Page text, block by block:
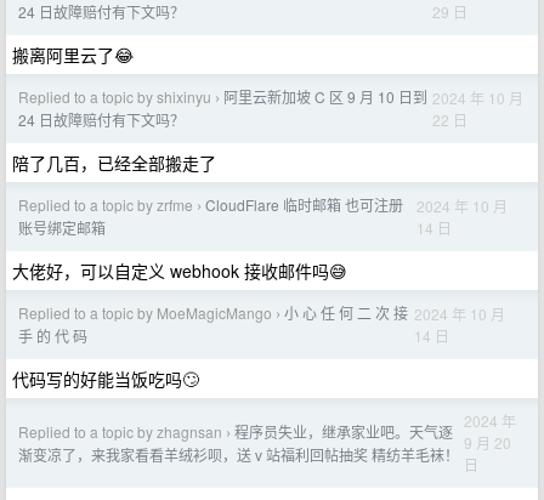
24 日故障赔付有下文吗？
29 日
搬离阿里云了😂
Replied to a topic by shixinyu › 阿里云新加坡 C 区 9 月 10 日到
24 日故障赔付有下文吗？
2024 年 10 月
22 日
陪了几百，已经全部搬走了
Replied to a topic by zrfme › CloudFlare 临时邮箱 也可注册
账号绑定邮箱
2024 年 10 月
14 日
大佬好，可以自定义 webhook 接收邮件吗😅
Replied to a topic by MoeMagicMango › 小 心 任 何 二 次 接
手 的 代 码
2024 年 10 月
14 日
代码写的好能当饭吃吗🙄
Replied to a topic by zhagnsan › 程序员失业，继承家业吧。天气逐
渐变凉了，来我家看看羊绒衫呗，送 v 站福利回帖抽奖 精纺羊毛袜！
2024 年
9 月 20
日